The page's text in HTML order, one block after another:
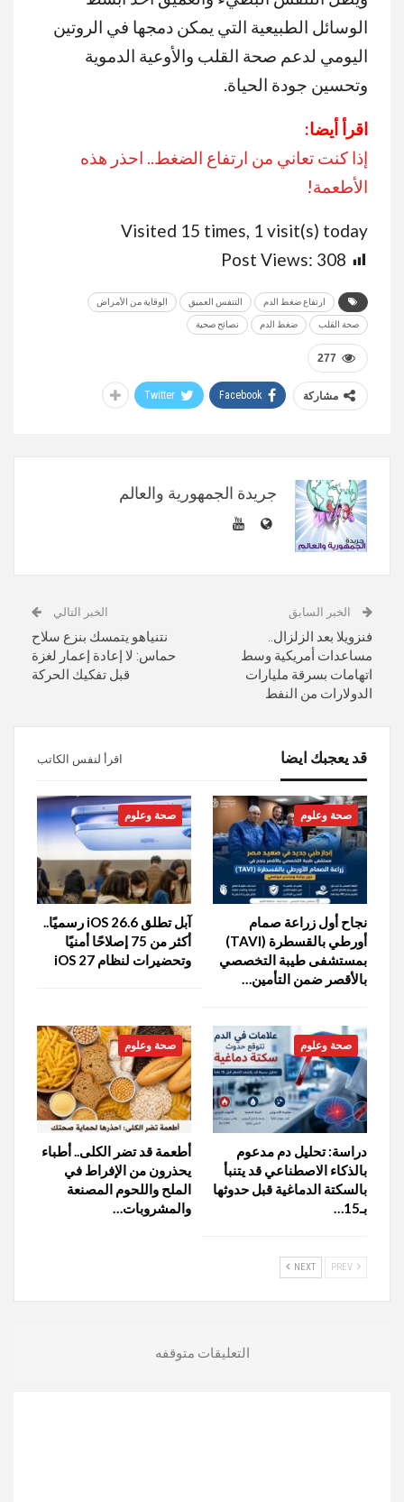
الوسائل الطبيعية التي يمكن دمجها في الروتين
اليومي لدعم صحة القلب والأوعية الدموية
وتحسين جودة الحياة.
اقرأ أيضا:
إذا كنت تعاني من ارتفاع الضغط.. احذر هذه
الأطعمة!
Visited 15 times, 1 visit(s) today
Post Views: 308
ارتفاع ضغط الدم التنفس العميق الوقاية من الأمراض
صحة القلب ضغط الدم نصائح صحية
277
مشاركة Facebook
Twitter
جريدة الجمهورية والعالم
الخبر السابق
فنزويلا بعد الزلزال..
مساعدات أمريكية وسط
اتهامات بسرقة مليارات
الدولارات من النفط
الخبر التالي
نتنياهو يتمسك بنزع سلاح
حماس: لا إعادة إعمار لغزة
قبل تفكيك الحركة
قد يعجبك ايضا اقرأ لنفس الكاتب
صحة وعلوم
نجاح أول زراعة صمام
أورطي بالقسطرة (TAVI)
بمستشفى طيبة التخصصي
بالأقصر ضمن التأمين…
صحة وعلوم
آبل تطلق iOS 26.6 رسميًا..
أكثر من 75 إصلاحًا أمنيًا
وتحضيرات لنظام iOS 27
صحة وعلوم
دراسة: تحليل دم مدعوم
بالذكاء الاصطناعي قد يتنبأ
بالسكتة الدماغية قبل حدوثها
بـ15…
صحة وعلوم
أطعمة قد تضر الكلى.. أطباء
يحذرون من الإفراط في
الملح واللحوم المصنعة
والمشروبات…
NEXT
التعليقات متوقفه